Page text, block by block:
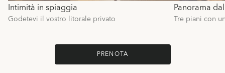
Intimità in spiaggia
Godetevi il vostro litorale privato
Panorama
Tre piani con
PRENOTA